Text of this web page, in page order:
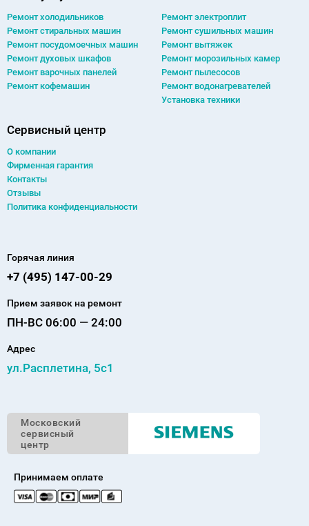
Ремонт холодильников
Ремонт cтиральных машин
Ремонт посудомоечных машин
Ремонт духовых шкафов
Ремонт варочных панелей
Ремонт кофемашин
Ремонт электроплит
Ремонт сушильных машин
Ремонт вытяжек
Ремонт морозильных камер
Ремонт пылесосов
Ремонт водонагревателей
Установка техники
Сервисный центр
О компании
Фирменная гарантия
Контакты
Отзывы
Политика конфиденциальности
Горячая линия
+7 (495) 147-00-29
Прием заявок на ремонт
ПН-ВС 06:00 — 24:00
Адрес
ул.Расплетина, 5с1
Московский
сервисный
центр
Принимаем оплате